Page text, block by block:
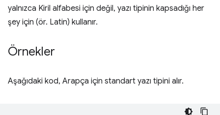
yalnızca Kiril alfabesi için değil, yazı tipinin kapsadığı her
şey için (ör. Latin) kullanır.
Örnekler
Aşağıdaki kod, Arapça için standart yazı tipini alır.